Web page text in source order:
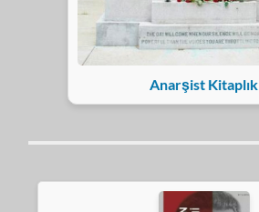
Anarşist Kitaplık